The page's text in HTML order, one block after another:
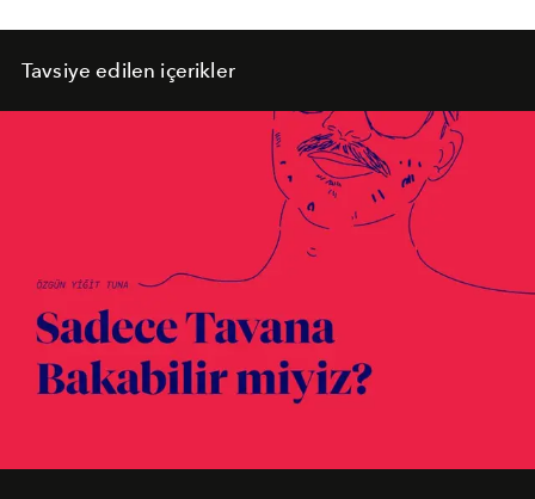
Tavsiye edilen içerikler